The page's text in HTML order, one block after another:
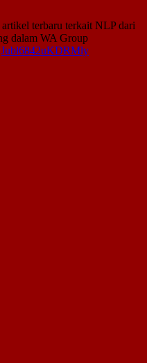
terbaru terkait NLP dari
dalam WA Group